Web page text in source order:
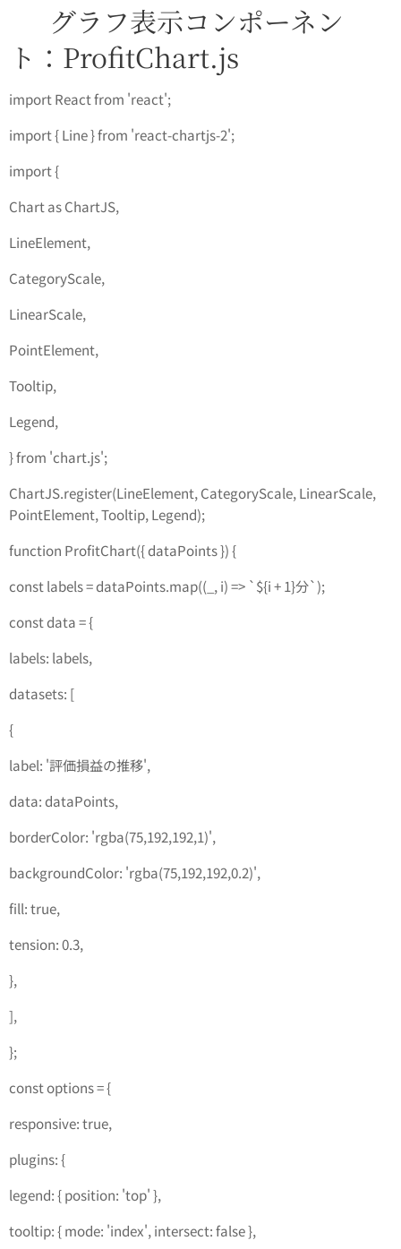
📈 グラフ表示コンポーネン
ト：ProfitChart.js
import React from 'react';
import { Line } from 'react-chartjs-2';
import {
Chart as ChartJS,
LineElement,
CategoryScale,
LinearScale,
PointElement,
Tooltip,
Legend,
} from 'chart.js';
ChartJS.register(LineElement, CategoryScale, LinearScale,
PointElement, Tooltip, Legend);
function ProfitChart({ dataPoints }) {
const labels = dataPoints.map((_, i) => `${i + 1}分`);
const data = {
labels: labels,
datasets: [
{
label: '評価損益の推移',
data: dataPoints,
borderColor: 'rgba(75,192,192,1)',
backgroundColor: 'rgba(75,192,192,0.2)',
fill: true,
tension: 0.3,
},
],
};
const options = {
responsive: true,
plugins: {
legend: { position: 'top' },
tooltip: { mode: 'index', intersect: false },